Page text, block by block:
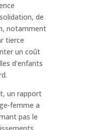
de
notamment
tierce
un coût
d'enfants
un rapport
femme a
pas le